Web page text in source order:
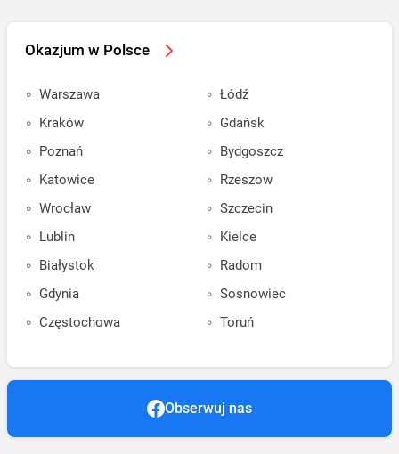
Okazjum w Polsce
Warszawa
Kraków
Poznań
Katowice
Wrocław
Lublin
Białystok
Gdynia
Częstochowa
Łódź
Gdańsk
Bydgoszcz
Rzeszow
Szczecin
Kielce
Radom
Sosnowiec
Toruń
Obserwuj nas